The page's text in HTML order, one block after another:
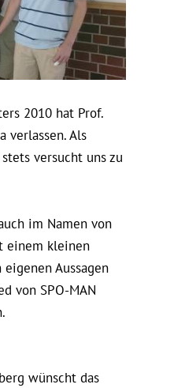
2010 hat Prof.
verlassen. Als
versucht uns zu
im Namen von
einem kleinen
Aussagen
von SPO-MAN
wünscht das